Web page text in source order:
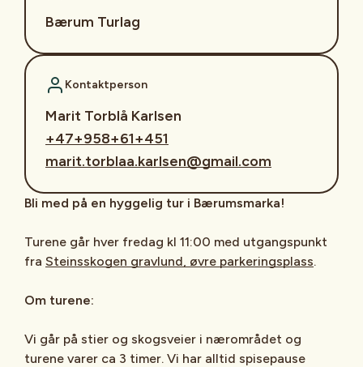
Bærum Turlag
Kontaktperson
Marit Torblå Karlsen
+47+958+61+451
marit.torblaa.karlsen@gmail.com
Bli med på en hyggelig tur i Bærumsmarka!
Turene går hver fredag kl 11:00 med utgangspunkt
fra Steinsskogen gravlund, øvre parkeringsplass.
Om turene:
Vi går på stier og skogsveier i nærområdet og
turene varer ca 3 timer. Vi har alltid spisepause